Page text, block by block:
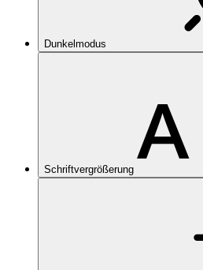
Dunkelmodus
Schriftvergrößerung